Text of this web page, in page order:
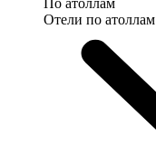
По атоллам
Отели по атоллам